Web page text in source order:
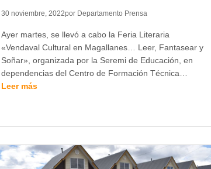
30 noviembre, 2022por Departamento Prensa
Ayer martes, se llevó a cabo la Feria Literaria
«Vendaval Cultural en Magallanes… Leer, Fantasear y
Soñar», organizada por la Seremi de Educación, en
dependencias del Centro de Formación Técnica…
Leer más